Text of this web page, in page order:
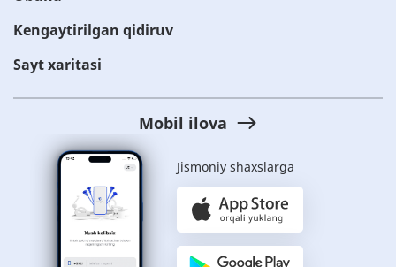
Kengaytirilgan qidiruv
Sayt xaritasi
Mobil ilova
Jismoniy shaxslarga